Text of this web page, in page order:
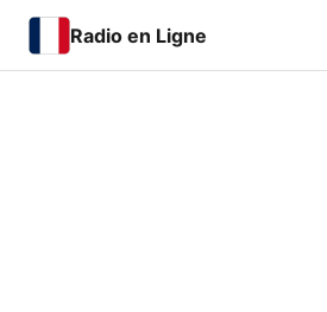
Radio en Ligne